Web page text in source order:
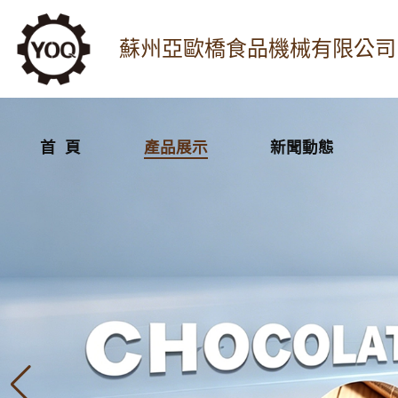
蘇州亞歐橋食品機械有限公司
首 頁 產品展示 新聞動態